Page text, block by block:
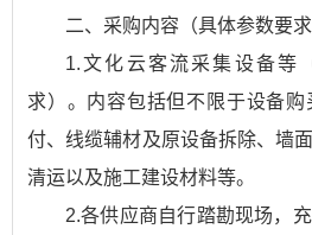
二、采购内容（具体参数要求
1.文化云客流采集设备等
求）。内容包括但不限于设备
付、线缆辅材及原设备拆除、墙
清运以及施工建设材料等。
2.各供应商自行踏勘现场，